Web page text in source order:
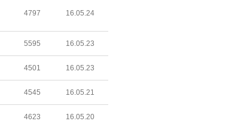
4797 16.05.24
5595 16.05.23
4501 16.05.23
4545 16.05.21
4623 16.05.20